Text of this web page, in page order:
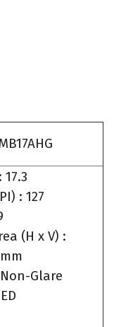
: 127
(H x V) :
Glare